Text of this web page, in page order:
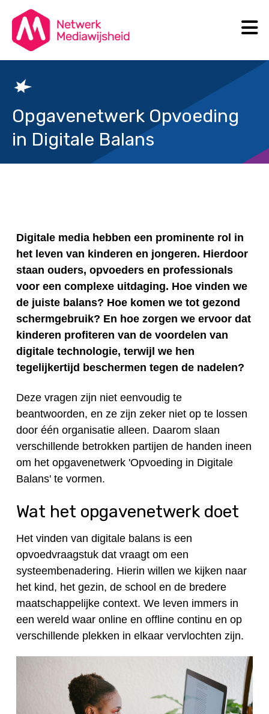
Opgavenetwerk Opvoeding
in Digitale Balans
Digitale media hebben een prominente rol in
het leven van kinderen en jongeren. Hierdoor
staan ouders, opvoeders en professionals
voor een complexe uitdaging. Hoe vinden we
de juiste balans? Hoe komen we tot gezond
schermgebruik? En hoe zorgen we ervoor dat
kinderen profiteren van de voordelen van
digitale technologie, terwijl we hen
tegelijkertijd beschermen tegen de nadelen?
Deze vragen zijn niet eenvoudig te
beantwoorden, en ze zijn zeker niet op te lossen
door één organisatie alleen. Daarom slaan
verschillende betrokken partijen de handen ineen
om het opgavenetwerk 'Opvoeding in Digitale
Balans' te vormen.
Wat het opgavenetwerk doet
Het vinden van digitale balans is een
opvoedvraagstuk dat vraagt om een
systeembenadering. Hierin willen we kijken naar
het kind, het gezin, de school en de bredere
maatschappelijke context. We leven immers in
een wereld waar online en offline continu en op
verschillende plekken in elkaar vervlochten zijn.